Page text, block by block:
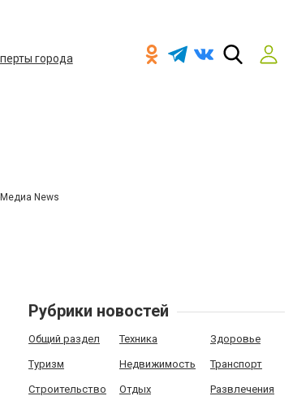
города
News
Рубрики новостей
Общий раздел Техника Здоровье
Туризм Недвижимость Транспорт
Строительство Отдых Развлечения